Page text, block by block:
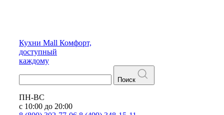
Кухни Mall Комфорт,
доступный
каждому
Поиск
ПН-ВС
с 10:00 до 20:00